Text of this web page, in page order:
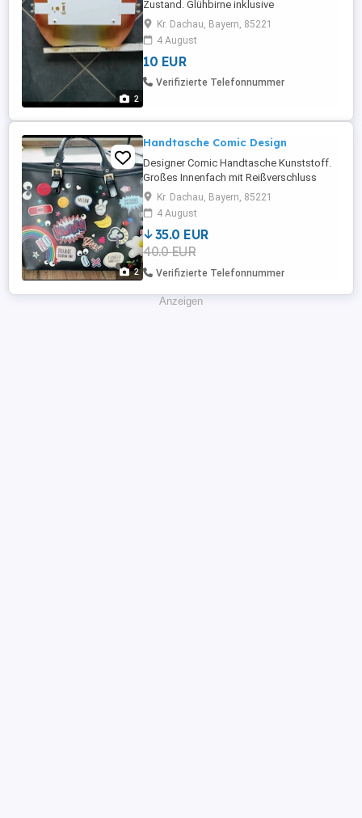
2
Zustand. Glühbirne inklusive
Kr. Dachau, Bayern, 85221
4 August
10 EUR
Verifizierte Telefonnummer
2
Handtasche Comic Design
Designer Comic Handtasche Kunststoff.
Großes Innenfach mit Reißverschluss
extra verschließbar. Kleines Seitenfach mit
Reißverschluss.
Kr. Dachau, Bayern, 85221
4 August
35.0 EUR
40.0 EUR
Verifizierte Telefonnummer
Anzeigen